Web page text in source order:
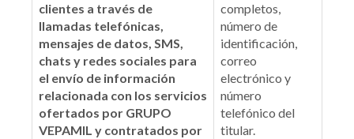
clientes a través de
llamadas telefónicas,
mensajes de datos, SMS,
chats y redes sociales para
el envío de información
relacionada con los servicios
ofertados por GRUPO
VEPAMIL y contratados por
completos,
número de
identificación,
correo
electrónico y
número
telefónico del
titular.